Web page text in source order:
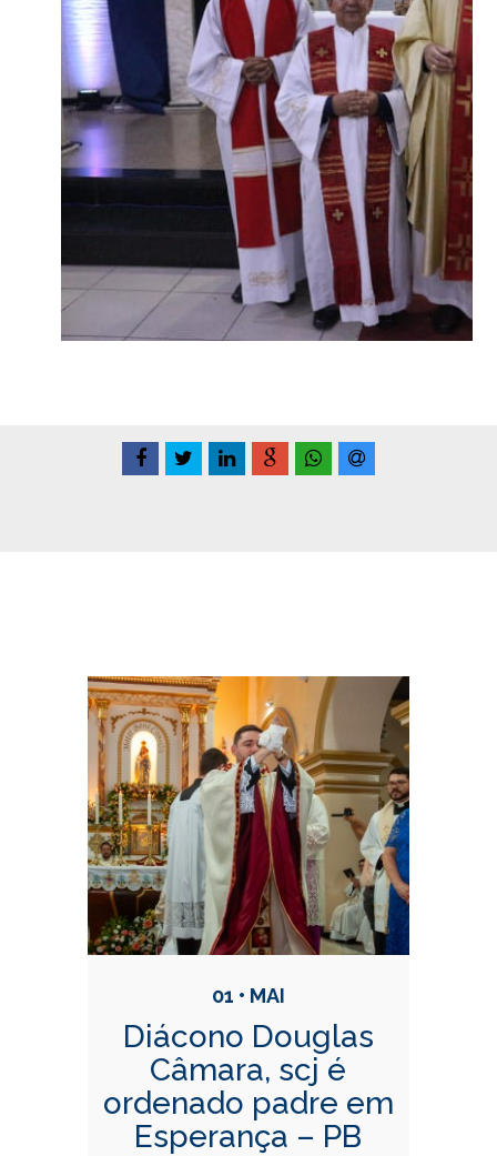
Conteúdo Relacionadas
01 • MAI
Diácono Douglas
Câmara, scj é
ordenado padre em
Esperança – PB